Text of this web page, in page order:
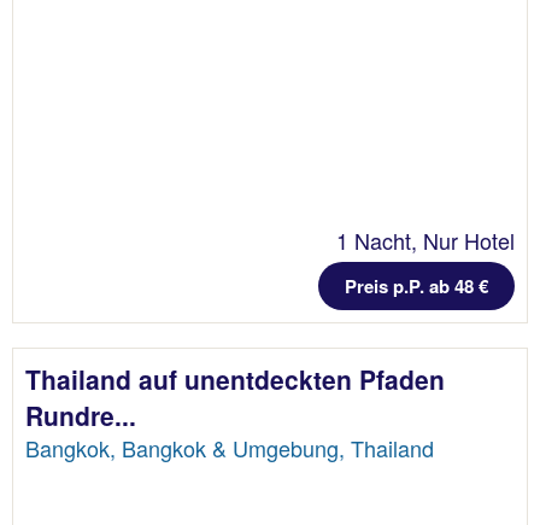
1 Nacht, Nur Hotel
Preis p.P. ab 48 €
Thailand auf unentdeckten Pfaden
Rundre...
Bangkok, Bangkok & Umgebung, Thailand